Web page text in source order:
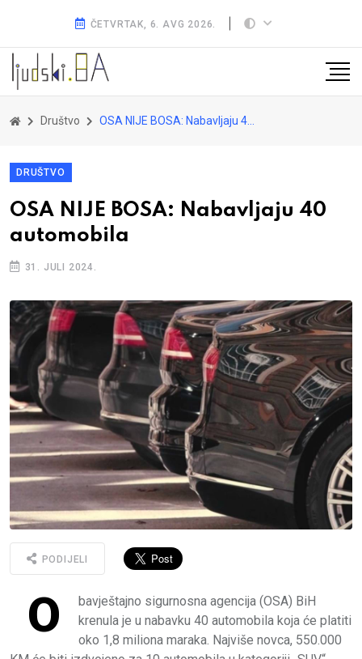
ČETVRTAK, 6. AVG 2026.
Društvo OSA NIJE BOSA: Nabavljaju 40 automobila
DRUŠTVO
OSA NIJE BOSA: Nabavljaju 40
automobila
31. JULI 2024.
PODIJELI
O
bavještajno sigurnosna agencija (OSA) BiH
krenula je u nabavku 40 automobila koja će platiti
oko 1,8 miliona maraka. Najviše novca, 550.000